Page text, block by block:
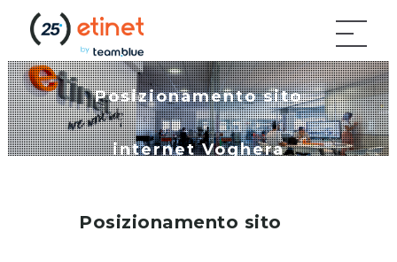
Posizionamento sito
internet Voghera
Posizionamento sito